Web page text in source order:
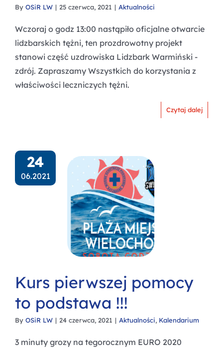
By OSiR LW | 25 czerwca, 2021 | Aktualności
Wczoraj o godz 13:00 nastąpiło oficjalne otwarcie
lidzbarskich tężni, ten prozdrowotny projekt
stanowi część uzdrowiska Lidzbark Warmiński -
zdrój. Zapraszamy Wszystkich do korzystania z
właściwości leczniczych tężni.
Czytaj dalej
24
06.2021
Kurs pierwszej pomocy
to podstawa !!!
By OSiR LW | 24 czerwca, 2021 | Aktualności, Kalendarium
3 minuty grozy na tegorocznym EURO 2020